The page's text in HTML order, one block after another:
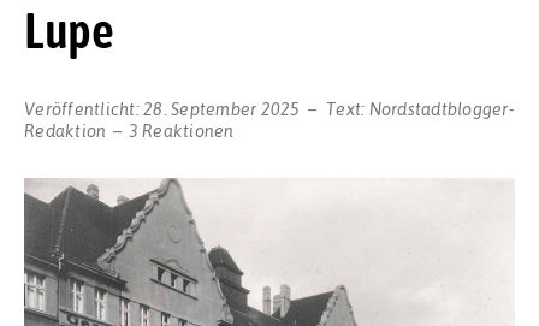
Lupe
Veröffentlicht:28. September 2025 Text: Nordstadtblogger-
Redaktion
3 Reaktionen